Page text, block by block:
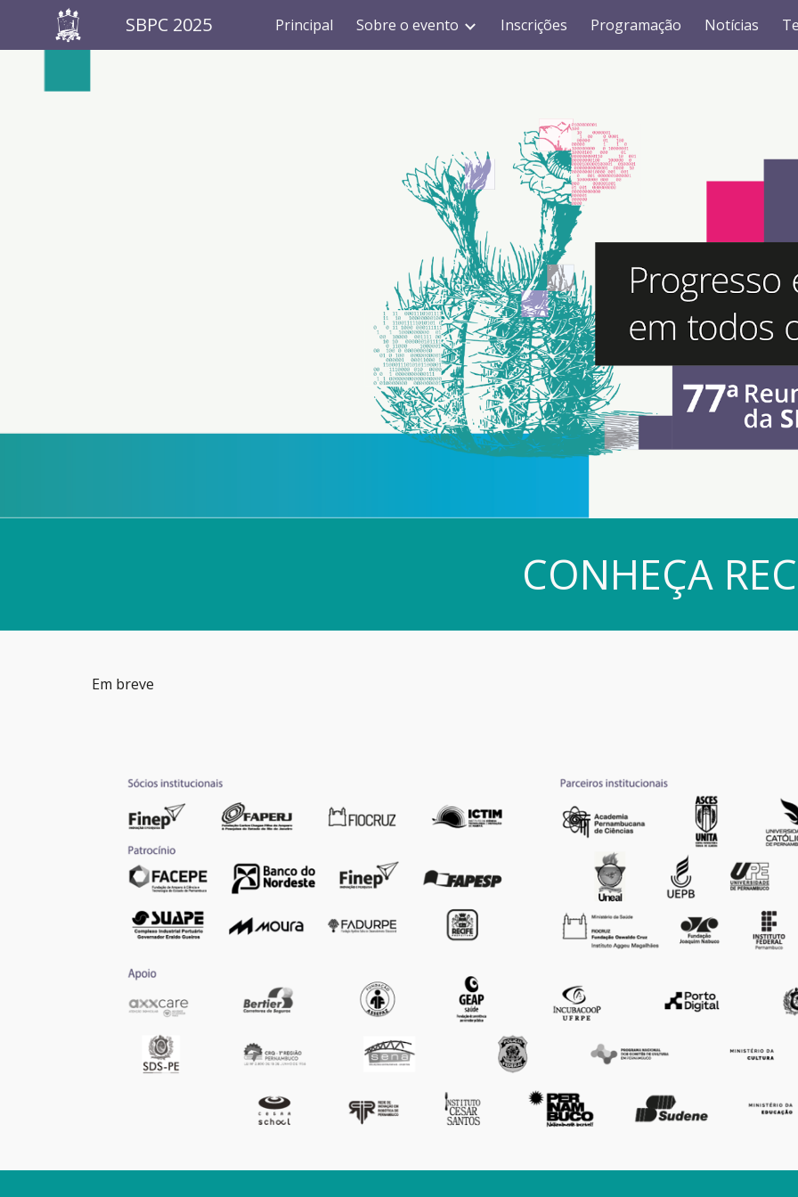
Skip to main content Skip to
SBPC 2025 Principal Sobre o evento Inscrições Programação Notícias
CONHEÇA
Em breve